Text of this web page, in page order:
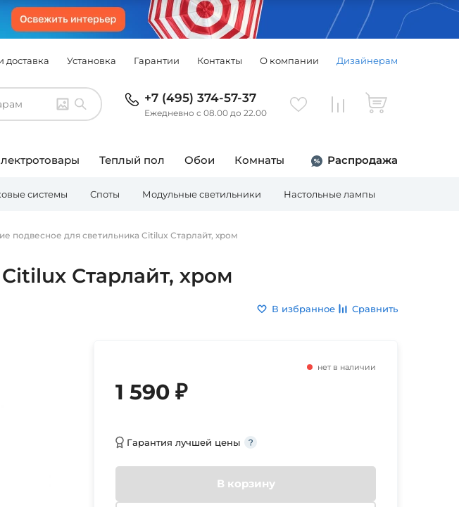
доставка Установка Гарантии Контакты О компании Дизайнерам
+7 (495) 374-57-37
Ежедневно с 08.00 до 22.00
Теплый пол Обои Комнаты Распродажа
системы Споты Модульные светильники Настольные лампы
подвесное для светильника Citilux Старлайт, хром
Старлайт, хром
В избранное Сравнить
нет в наличии
1 590 ₽
Гарантия лучшей цены
В корзину